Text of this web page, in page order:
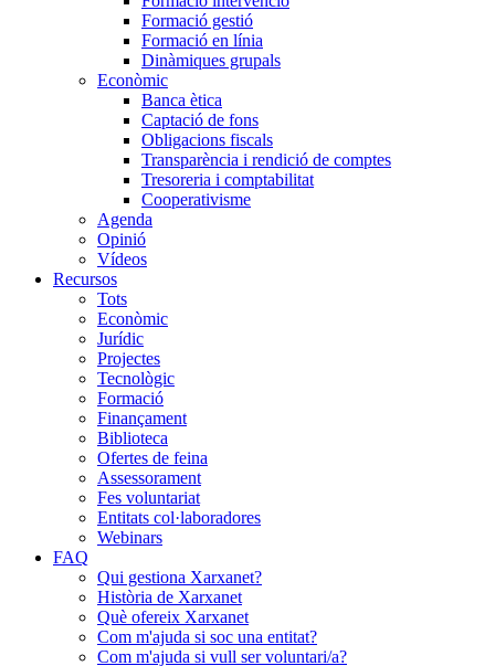
Formació gestió
Formació en línia
Dinàmiques grupals
Econòmic
Banca ètica
Captació de fons
Obligacions fiscals
Transparència i rendició de comptes
Tresoreria i comptabilitat
Cooperativisme
Agenda
Opinió
Vídeos
Recursos
Tots
Econòmic
Jurídic
Projectes
Tecnològic
Formació
Finançament
Biblioteca
Ofertes de feina
Assessorament
Fes voluntariat
Entitats col·laboradores
Webinars
FAQ
Qui gestiona Xarxanet?
Història de Xarxanet
Què ofereix Xarxanet
Com m'ajuda si soc una entitat?
Com m'ajuda si vull ser voluntari/a?